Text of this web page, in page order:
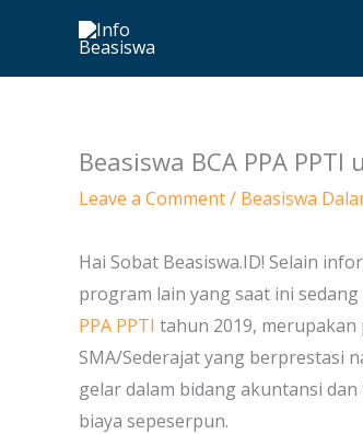
content
Beasiswa BCA PPA
Leave a Comment/ Beasiswa
Hai Sobat Beasiswa.ID! Selain
program lain yang saat ini
PPA PPTI tahun 2019, merupakan
SMA/Sederajat yang berprestasi
gelar dalam bidang akuntansi
biaya sepeserpun.